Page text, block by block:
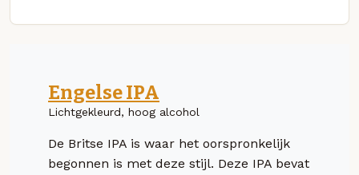
Engelse IPA
Lichtgekleurd, hoog alcohol
De Britse IPA is waar het oorspronkelijk
begonnen is met deze stijl. Deze IPA bevat